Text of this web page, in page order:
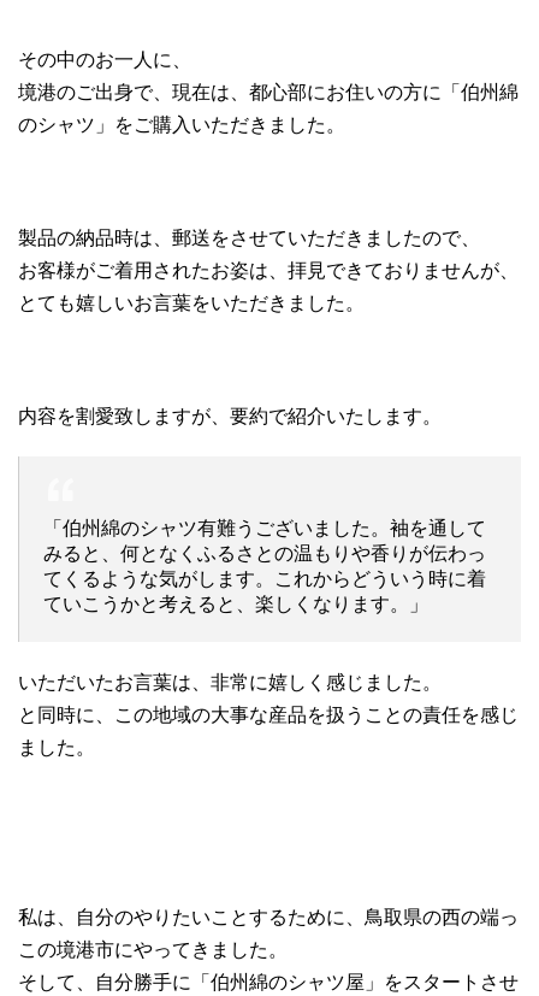
その中のお一人に、
境港のご出身で、現在は、都心部にお住いの方に「伯州綿
のシャツ」をご購入いただきました。
製品の納品時は、郵送をさせていただきましたので、
お客様がご着用されたお姿は、拝見できておりませんが、
とても嬉しいお言葉をいただきました。
内容を割愛致しますが、要約で紹介いたします。
「伯州綿のシャツ有難うございました。袖を通して
みると、何となくふるさとの温もりや香りが伝わっ
てくるような気がします。これからどういう時に着
ていこうかと考えると、楽しくなります。」
いただいたお言葉は、非常に嬉しく感じました。
と同時に、この地域の大事な産品を扱うことの責任を感じ
ました。
私は、自分のやりたいことするために、鳥取県の西の端っ
この境港市にやってきました。
そして、自分勝手に「伯州綿のシャツ屋」をスタートさせ